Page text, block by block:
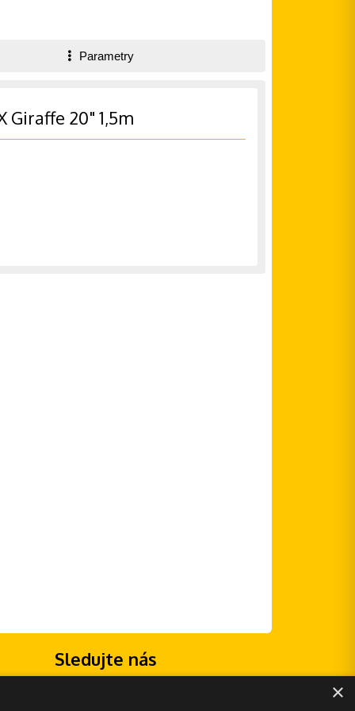
Parametry
Giraffe 20" 1,5m
Sledujte nás
×